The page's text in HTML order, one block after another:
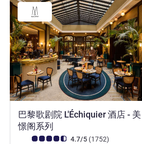
巴黎歌剧院 L'Échiquier 酒店 - 美
憬阁系列
客户意见评级 (ALL 评级)
4.7/5 (1752评论
)